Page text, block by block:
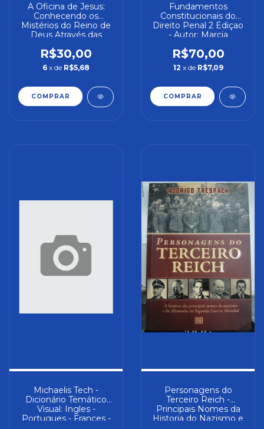
A Oficina de Jesus:
Conhecendo os
Mistérios do Reino de
Deus Através das
Carpinteiro - Autor:
Neolan Rocha (2022)
[novo]
R$30,00
6 x de R$5,68
Fundamentos
Constitucionais do
Direito Penal 2 Ediçao
- Autor: Marcia
Carvalho (2016) [novo]
R$70,00
12 x de R$7,09
Michaelis Tech -
Dicionário Temático
Visual: Ingles -
Portugues - Frances -
Personagens do
Terceiro Reich -
Principais Nomes da
Historia do Nazismo e